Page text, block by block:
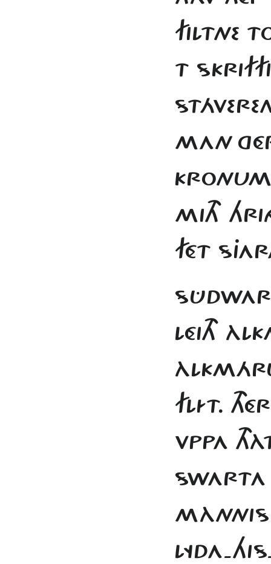
FILTNE
T
MAN
MITH
FÉT
LÉITH
FLÍT.
VPPA
LYDA-